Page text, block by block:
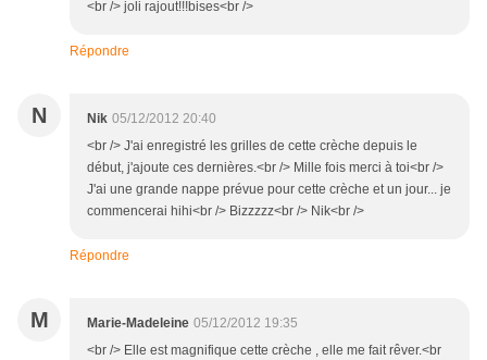
<br /> joli rajout!!!bises<br />
Répondre
N Nik 05/12/2012 20:40
<br /> J'ai enregistré les grilles de cette crèche depuis le
début, j'ajoute ces dernières.<br /> Mille fois merci à toi<br />
J'ai une grande nappe prévue pour cette crèche et un jour... je
commencerai hihi<br /> Bizzzzz<br /> Nik<br />
Répondre
M Marie-Madeleine 05/12/2012 19:35
<br /> Elle est magnifique cette crèche , elle me fait rêver.<br